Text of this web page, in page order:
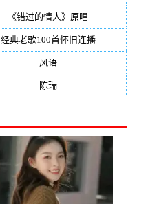
《错过的情人》原唱
经典老歌100首怀旧连播(134)
风语(132)
陈瑞(128)